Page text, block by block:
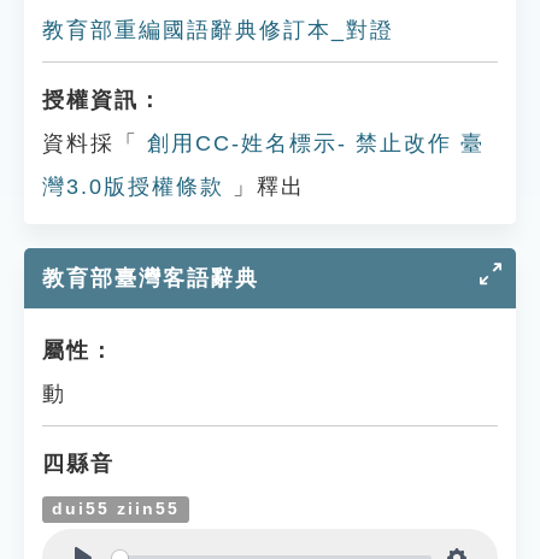
教育部重編國語辭典修訂本_對證
授權資訊：
資料採「
創用CC-姓名標示- 禁止改作 臺
灣3.0版授權條款
」釋出
教育部臺灣客語辭典
屬性：
動
四縣音
dui55 ziin55